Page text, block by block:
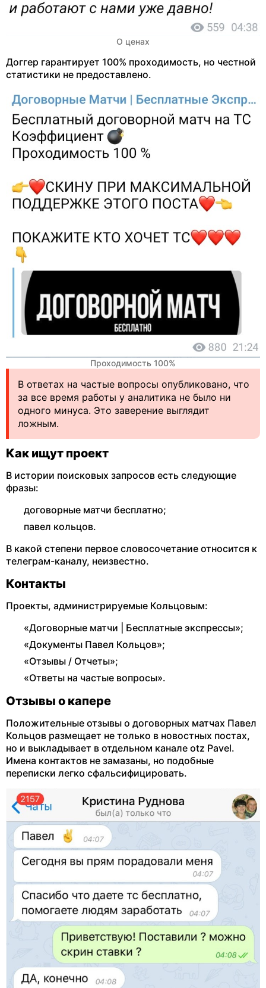
О ценах
Доггер гарантирует 100% проходимость, но честной
статистики не предоставлено.
Проходимость 100%
В ответах на частые вопросы опубликовано, что
за все время работы у аналитика не было ни
одного минуса. Это заверение выглядит
ложным.
Как ищут проект
В истории поисковых запросов есть следующие
фразы:
договорные матчи бесплатно;
павел кольцов.
В какой степени первое словосочетание относится к
телеграм-каналу, неизвестно.
Контакты
Проекты, администрируемые Кольцовым:
«Договорные матчи | Бесплатные экспрессы»;
«Документы Павел Кольцов»;
«Отзывы / Отчеты»;
«Ответы на частые вопросы».
Отзывы о капере
Положительные отзывы о договорных матчах Павел
Кольцов размещает не только в новостных постах,
но и выкладывает в отдельном канале otz Pavel.
Имена контактов не замазаны, но подобные
переписки легко сфальсифицировать.